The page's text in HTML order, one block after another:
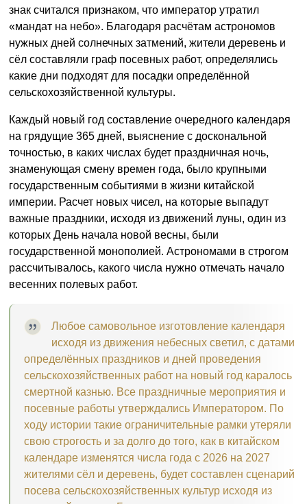
знак считался признаком, что император утратил
«мандат на небо». Благодаря расчётам астрономов
нужных дней солнечных затмений, жители деревень и
сёл составляли граф посевных работ, определялись
какие дни подходят для посадки определённой
сельскохозяйственной культуры.
Каждый новый год составление очередного календаря
на грядущие 365 дней, выяснение с доскональной
точностью, в каких числах будет праздничная ночь,
знаменующая смену времен года, было крупными
государственным событиями в жизни китайской
империи. Расчет новых чисел, на которые выпадут
важные праздники, исходя из движений луны, один из
которых День начала новой весны, были
государственной монополией. Астрономами в строгом
рассчитывалось, какого числа нужно отмечать начало
весенних полевых работ.
Любое самовольное изготовление календаря
исходя из движения небесных светил, с датами
определённых праздников и дней проведения
сельскохозяйственных работ на новый год каралось
смертной казнью. Все праздничные мероприятия и
посевные работы утверждались Императором. По
ходу истории такие ограничительные рамки утеряли
свою строгость и за долго до того, как в китайском
календаре изменятся числа года с 2026 на 2027
жителями сёл и деревень, будет составлен сценарий
посева сельскохозяйственных культур исходя из